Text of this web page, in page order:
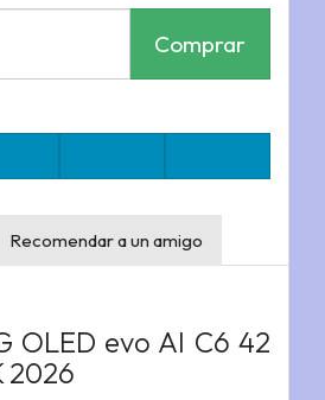
Comprar
Recomendar a un amigo
OLED evo AI C6 42
2026